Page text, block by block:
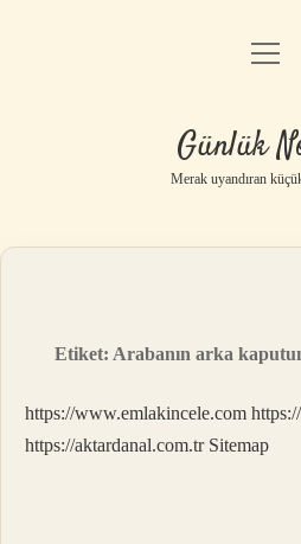
Anasayfa
Yasal
Günlük
Merak uyandıran
Etiket: Arabanın arka
https://www.emlakincele.com
https://aktardanal.com.tr Sitemap